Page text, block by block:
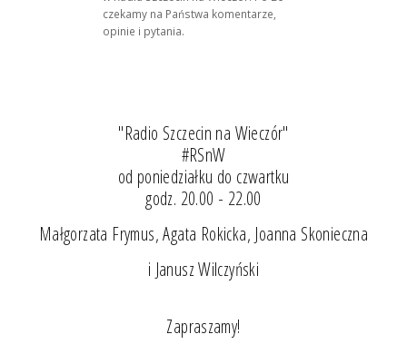
czekamy na Państwa komentarze,
opinie i pytania.
"Radio Szczecin na Wieczór"
#RSnW
od poniedziałku do czwartku
godz. 20.00 - 22.00
Małgorzata Frymus, Agata Rokicka, Joanna Skonieczna
i Janusz Wilczyński
Zapraszamy!